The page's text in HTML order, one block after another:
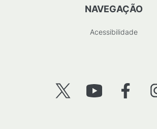
NAVEGAÇÃO
Acessibilidade